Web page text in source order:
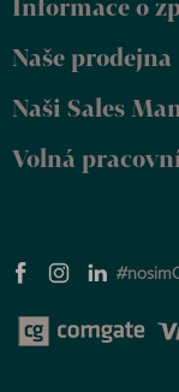
Informace o
Naše prodejna
Naši Sales
Volná